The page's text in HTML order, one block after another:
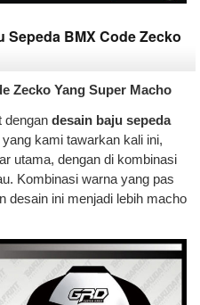
Sepeda BMX Code Zecko
Zecko Yang Super Macho
dengan desain baju sepeda
kami tawarkan kali ini,
utama, dengan di kombinasi
Kombinasi warna yang pas
desain ini menjadi lebih macho